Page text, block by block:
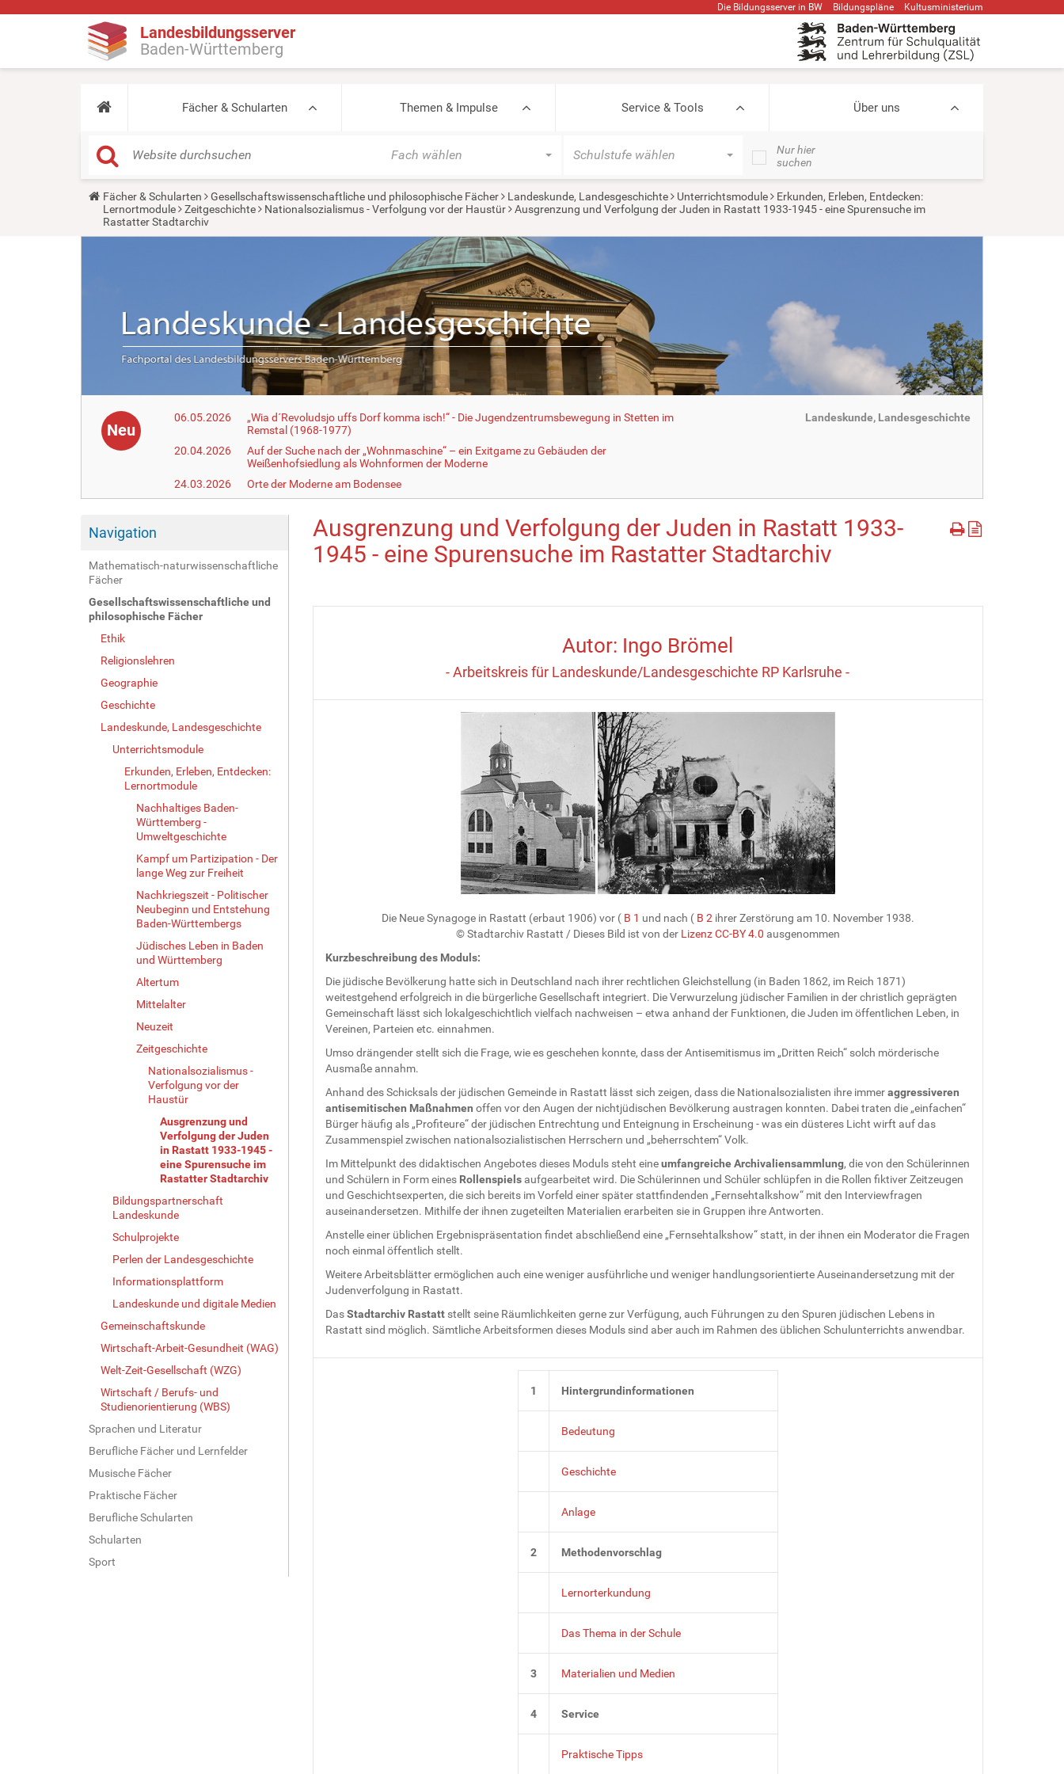
Die Bildungsserver in BW Bildungspläne Kultusministerium
Landesbildungsserver
Baden-Württemberg
Fächer & Schularten Themen & Impulse Service & Tools Über uns
Fach wählen Schulstufe wählen
Nur hier
suchen
Y
a
Fächer & Schularten Gesellschaftswissenschaftliche und philosophische Fächer Landeskunde, Landesgeschichte Unterrichtsmodule
Erkunden, Erleben, Entdecken:
Lernortmodule
Zeitgeschichte Nationalsozialismus - Verfolgung vor der Haustür
Ausgrenzung und Verfolgung der Juden in Rastatt 1933-1945 - eine Spurensuche im
Rastatter Stadtarchiv
Neu
06.05.2026
„Wia d´Revoludsjo uffs Dorf komma isch!“ - Die Jugendzentrumsbewegung in Stetten im
Remstal (1968-1977)
20.04.2026
Auf der Suche nach der „Wohnmaschine“ – ein Exitgame zu Gebäuden der
Weißenhofsiedlung als Wohnformen der Moderne
24.03.2026
Orte der Moderne am Bodensee
Landeskunde, Landesgeschichte
Navigation
Mathematisch-naturwissenschaftliche
Fächer
Gesellschaftswissenschaftliche und
philosophische Fächer
Ethik
Religionslehren
Geographie
Geschichte
Landeskunde, Landesgeschichte
Unterrichtsmodule
Erkunden, Erleben, Entdecken:
Lernortmodule
Nachhaltiges Baden-
Württemberg -
Umweltgeschichte
Kampf um Partizipation - Der
lange Weg zur Freiheit
Nachkriegszeit - Politischer
Neubeginn und Entstehung
Baden-Württembergs
Jüdisches Leben in Baden
und Württemberg
Altertum
Mittelalter
Neuzeit
Zeitgeschichte
Nationalsozialismus -
Verfolgung vor der
Haustür
Ausgrenzung und
Verfolgung der Juden
in Rastatt 1933-1945 -
eine Spurensuche im
Rastatter Stadtarchiv
Bildungspartnerschaft
Landeskunde
Schulprojekte
Perlen der Landesgeschichte
Informationsplattform
Landeskunde und digitale Medien
Gemeinschaftskunde
Wirtschaft-Arbeit-Gesundheit (WAG)
Welt-Zeit-Gesellschaft (WZG)
Wirtschaft / Berufs- und
Studienorientierung (WBS)
Sprachen und Literatur
Berufliche Fächer und Lernfelder
Musische Fächer
Praktische Fächer
Berufliche Schularten
Schularten
Sport
Ausgrenzung und Verfolgung der Juden in Rastatt 1933-
1945 - eine Spurensuche im Rastatter Stadtarchiv
Autor: Ingo Brömel
- Arbeitskreis für Landeskunde/Landesgeschichte RP Karlsruhe -
Die Neue Synagoge in Rastatt (erbaut 1906) vor ( B 1 und nach ( B 2 ihrer Zerstörung am 10. November 1938.
© Stadtarchiv Rastatt / Dieses Bild ist von der Lizenz CC-BY 4.0 ausgenommen
Kurzbeschreibung des Moduls:
Die jüdische Bevölkerung hatte sich in Deutschland nach ihrer rechtlichen Gleichstellung (in Baden 1862, im Reich 1871)
weitestgehend erfolgreich in die bürgerliche Gesellschaft integriert. Die Verwurzelung jüdischer Familien in der christlich geprägten
Gemeinschaft lässt sich lokalgeschichtlich vielfach nachweisen – etwa anhand der Funktionen, die Juden im öffentlichen Leben, in
Vereinen, Parteien etc. einnahmen.
Umso drängender stellt sich die Frage, wie es geschehen konnte, dass der Antisemitismus im „Dritten Reich“ solch mörderische
Ausmaße annahm.
Anhand des Schicksals der jüdischen Gemeinde in Rastatt lässt sich zeigen, dass die Nationalsozialisten ihre immeraggressiveren
antisemitischen Maßnahmen offen vor den Augen der nichtjüdischen Bevölkerung austragen konnten. Dabei traten die „einfachen“
Bürger häufig als „Profiteure“ der jüdischen Entrechtung und Enteignung in Erscheinung - was ein düsteres Licht wirft auf das
Zusammenspiel zwischen nationalsozialistischen Herrschern und „beherrschtem“ Volk.
Im Mittelpunkt des didaktischen Angebotes dieses Moduls steht eineumfangreiche Archivaliensammlung, die von den Schülerinnen
und Schülern in Form eines Rollenspielsaufgearbeitet wird. Die Schülerinnen und Schüler schlüpfen in die Rollen fiktiver Zeitzeugen
und Geschichtsexperten, die sich bereits im Vorfeld einer später stattfindenden „Fernsehtalkshow“ mit den Interviewfragen
auseinandersetzen. Mithilfe der ihnen zugeteilten Materialien erarbeiten sie in Gruppen ihre Antworten.
Anstelle einer üblichen Ergebnispräsentation findet abschließend eine „Fernsehtalkshow“ statt, in der ihnen ein Moderator die Fragen
noch einmal öffentlich stellt.
Weitere Arbeitsblätter ermöglichen auch eine weniger ausführliche und weniger handlungsorientierte Auseinandersetzung mit der
Judenverfolgung in Rastatt.
DasStadtarchiv Rastattstellt seine Räumlichkeiten gerne zur Verfügung, auch Führungen zu den Spuren jüdischen Lebens in
Rastatt sind möglich. Sämtliche Arbeitsformen dieses Moduls sind aber auch im Rahmen des üblichen Schulunterrichts anwendbar.
1 Hintergrundinformationen
Bedeutung
Geschichte
Anlage
2 Methodenvorschlag
Lernorterkundung
Das Thema in der Schule
3 Materialien und Medien
4 Service
Praktische Tipps